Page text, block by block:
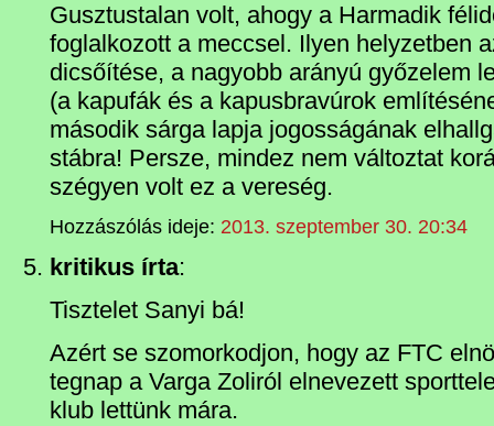
Gusztustalan volt, ahogy a Harmadik
foglalkozott a meccsel. Ilyen helyzetben
dicsőítése, a nagyobb arányú győzelem
(a kapufák és a kapusbravúrok
második sárga lapja jogosságának
stábra! Persze, mindez nem változtat
szégyen volt ez a vereség.
Hozzászólás ideje: 2013. szeptember 30. 20:34
kritikus írta:
Tisztelet Sanyi bá!
Azért se szomorkodjon, hogy az FTC
tegnap a Varga Zoliról elnevezett
klub lettünk mára.